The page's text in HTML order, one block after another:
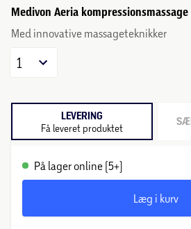
Medivon Aeria kompressionsmassage
Med innovative massageteknikker
1
LEVERING
Få leveret produktet
På lager online (5+)
Læg i kurv